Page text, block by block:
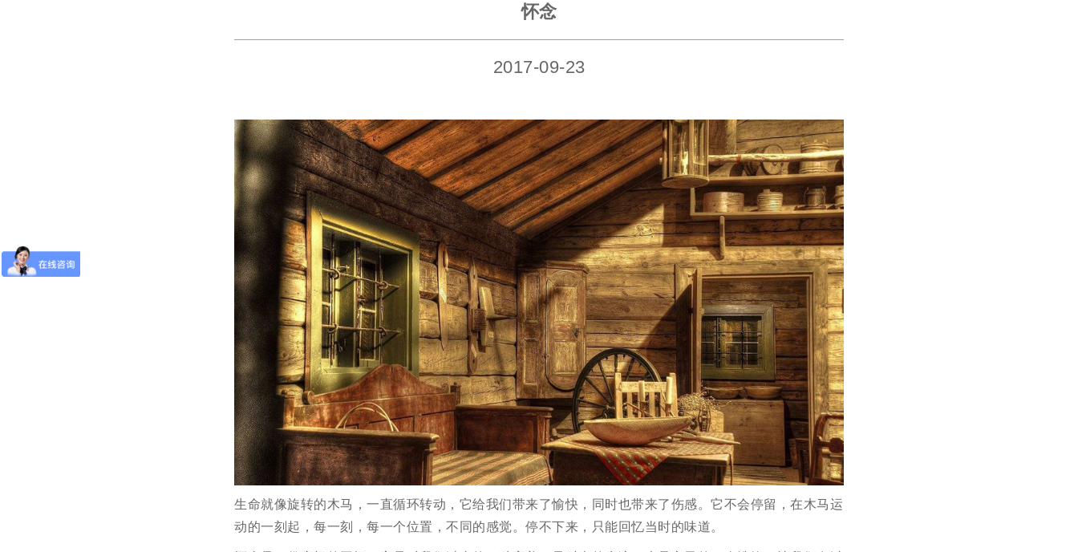
怀念
2017-09-23
生命就像旋转的木马，一直循环转动，它给我们带来了愉快，同时也带来了伤感。它不会停留，在木马运
动的一刻起，每一刻，每一个位置，不同的感觉。停不下来，只能回忆当时的味道。